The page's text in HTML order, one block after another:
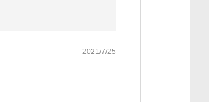
2021/7/25